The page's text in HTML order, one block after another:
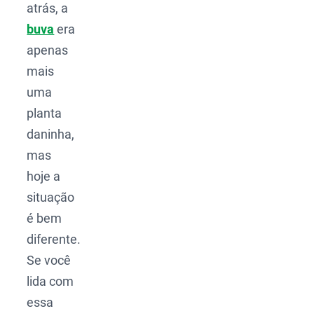
atrás, a
buva era
apenas
mais
uma
planta
daninha,
mas
hoje a
situação
é bem
diferente.
Se você
lida com
essa